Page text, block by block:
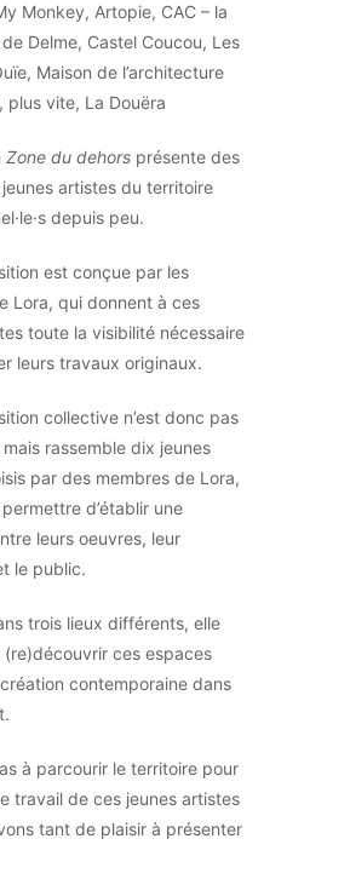
Monkey, Artopie, CAC – la
Delme, Castel Coucou, Les
Maison de l’architecture
plus vite, La Douëra
Zone du dehors présente des
artistes du territoire
depuis peu.
est conçue par les
Lora, qui donnent à ces
toute la visibilité nécessaire
leurs travaux originaux.
collective n’est donc pas
rassemble dix jeunes
par des membres de Lora,
d’établir une
leurs oeuvres, leur
le public.
trois lieux différents, elle
ces espaces
contemporaine dans
à parcourir le territoire pour
travail de ces jeunes artistes
tant de plaisir à présenter